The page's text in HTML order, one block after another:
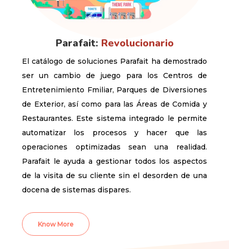
Parafait: Revolucionario
El catálogo de soluciones Parafait ha demostrado
ser un cambio de juego para los Centros de
Entretenimiento Fmiliar, Parques de Diversiones
de Exterior, así como para las Áreas de Comida y
Restaurantes. Este sistema integrado le permite
automatizar los procesos y hacer que las
operaciones optimizadas sean una realidad.
Parafait le ayuda a gestionar todos los aspectos
de la visita de su cliente sin el desorden de una
docena de sistemas dispares.
Know More